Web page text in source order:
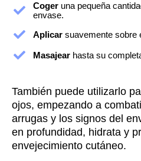
Coger una pequeña
envase.
Aplicar suavemente sobre
Masajear hasta su
También puede utilizarlo
ojos, empezando a
arrugas y los signos del
en profundidad, hidrata y
envejecimiento cutáneo.